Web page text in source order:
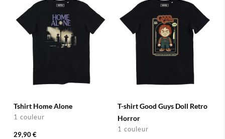
Tshirt Home Alone
1 couleur
29,90 €
T-shirt Good Guys Doll Retro
Horror
1 couleur